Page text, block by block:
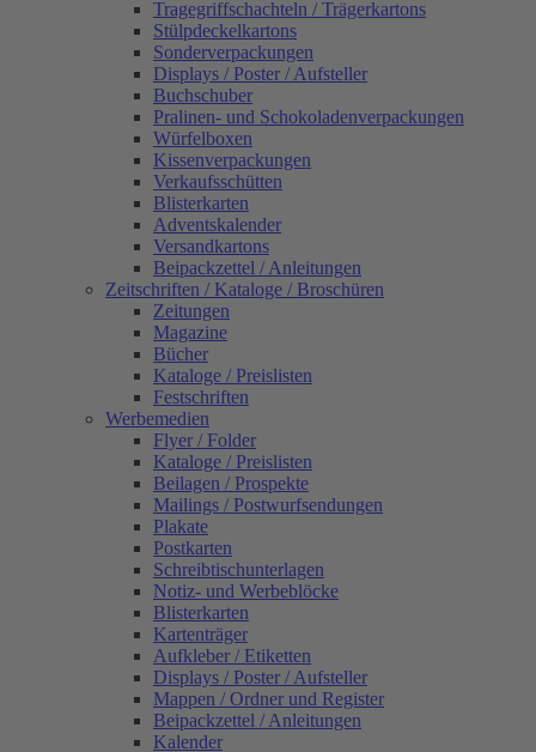
Tragegriffschachteln / Trägerkartons
Stülpdeckelkartons
Sonderverpackungen
Displays / Poster / Aufsteller
Buchschuber
Pralinen- und Schokoladenverpackungen
Würfelboxen
Kissenverpackungen
Verkaufsschütten
Blisterkarten
Adventskalender
Versandkartons
Beipackzettel / Anleitungen
Zeitschriften / Kataloge / Broschüren
Zeitungen
Magazine
Bücher
Kataloge / Preislisten
Festschriften
Werbemedien
Flyer / Folder
Kataloge / Preislisten
Beilagen / Prospekte
Mailings / Postwurfsendungen
Plakate
Postkarten
Schreibtischunterlagen
Notiz- und Werbeblöcke
Blisterkarten
Kartenträger
Aufkleber / Etiketten
Displays / Poster / Aufsteller
Mappen / Ordner und Register
Beipackzettel / Anleitungen
Kalender